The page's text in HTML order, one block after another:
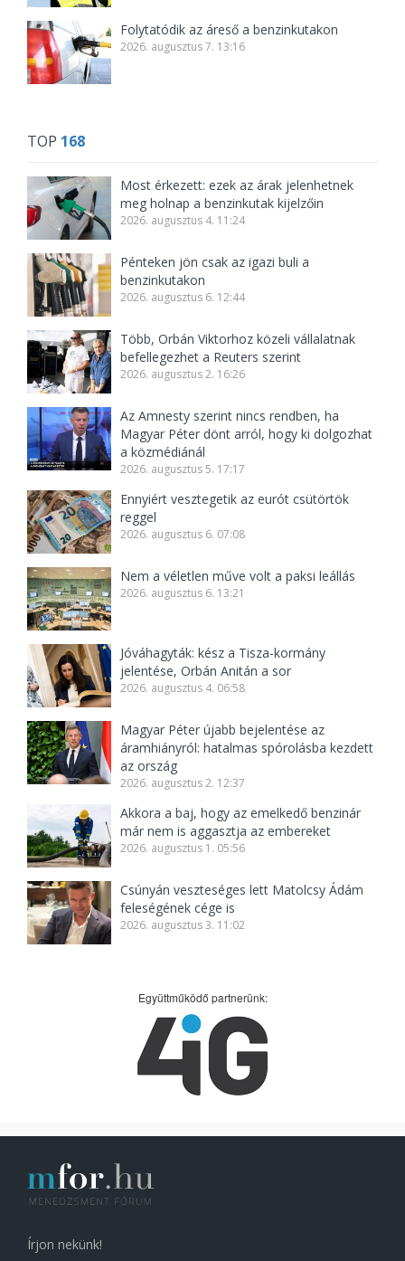
Folytatódik az áreső a benzinkutakon
2026. augusztus 7. 13:16
TOP 168
Most érkezett: ezek az árak jelenhetnek
meg holnap a benzinkutak kijelzőin
2026. augusztus 4. 11:24
Pénteken jön csak az igazi buli a
benzinkutakon
2026. augusztus 6. 12:44
Több, Orbán Viktorhoz közeli vállalatnak
befellegezhet a Reuters szerint
2026. augusztus 2. 16:26
Az Amnesty szerint nincs rendben, ha
Magyar Péter dönt arról, hogy ki dolgozhat
a közmédiánál
2026. augusztus 5. 17:17
Ennyiért vesztegetik az eurót csütörtök
reggel
2026. augusztus 6. 07:08
Nem a véletlen műve volt a paksi leállás
2026. augusztus 6. 13:21
Jóváhagyták: kész a Tisza-kormány
jelentése, Orbán Anitán a sor
2026. augusztus 4. 06:58
Magyar Péter újabb bejelentése az
áramhiányról: hatalmas spórolásba kezdett
az ország
2026. augusztus 2. 12:37
Akkora a baj, hogy az emelkedő benzinár
már nem is aggasztja az embereket
2026. augusztus 1. 05:56
Csúnyán veszteséges lett Matolcsy Ádám
feleségének cége is
2026. augusztus 3. 11:02
Együttműködő partnerünk:
Írjon nekünk!